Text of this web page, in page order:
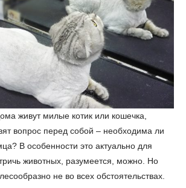
живут милые котик или кошечка,
вопрос перед собой – необходима ли
В особенности это актуально для
животных, разумеется, можно. Но
не во всех обстоятельствах.